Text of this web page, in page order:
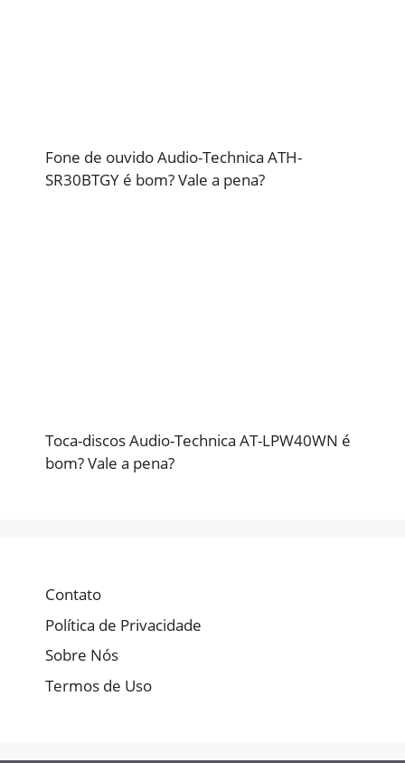
Fone de ouvido Audio-Technica ATH-
SR30BTGY é bom? Vale a pena?
Toca-discos Audio-Technica AT-LPW40WN é
bom? Vale a pena?
Contato
Política de Privacidade
Sobre Nós
Termos de Uso